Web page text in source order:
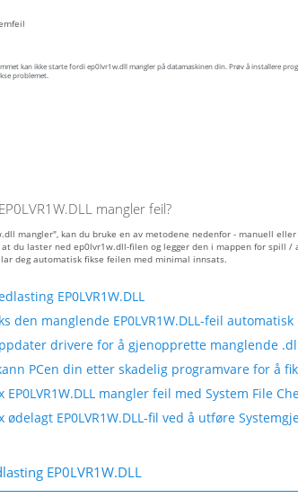
kan ikke starte fordi ep0lvr1w.dll mangler på datamaskinen din. Prøv å installere
problemet.
mangler feil?
mangler", kan du bruke en av metodene nedenfor - manuell
du laster ned ep0lvr1w.dll-filen og legger den i mappen for spill
deg automatisk fikse feilen med minimal innsats.
EP0LVR1W.DLL
den manglende EP0LVR1W.DLL-feil automatisk
drivere for å gjenopprette manglende
PCen din etter skadelig programvare for å
EP0LVR1W.DLL mangler feil med System File
ødelagt EP0LVR1W.DLL-fil ved å utføre
EP0LVR1W.DLL